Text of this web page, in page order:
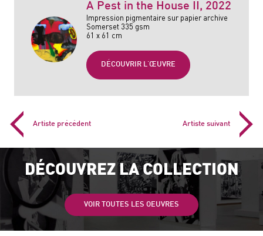
A Pest in the House II , 2022
Impression pigmentaire sur papier archive
Somerset 335 gsm
61 x 61 cm
DÉCOUVRIR L'ŒUVRE
Artiste précédent Artiste suivant
DÉCOUVREZ LA COLLECTION
VOIR TOUTES LES OEUVRES